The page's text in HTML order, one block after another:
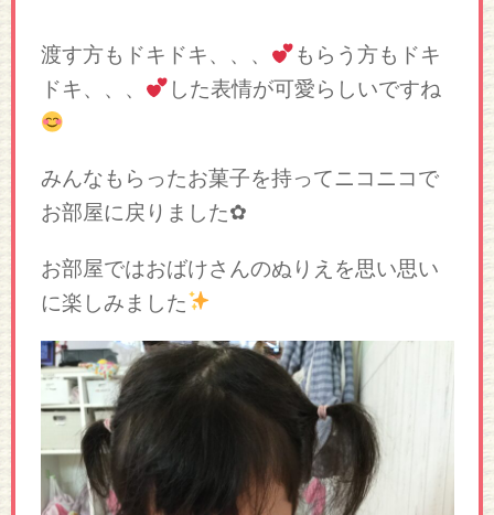
渡す方もドキドキ、、、
もらう方もドキ
ドキ、、、
した表情が可愛らしいですね
みんなもらったお菓子を持ってニコニコで
お部屋に戻りました✿
お部屋ではおばけさんのぬりえを思い思い
に楽しみました